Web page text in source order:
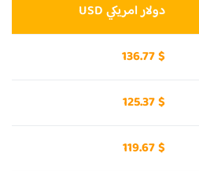
دولار امريكي USD
136.77 $
125.37 $
119.67 $